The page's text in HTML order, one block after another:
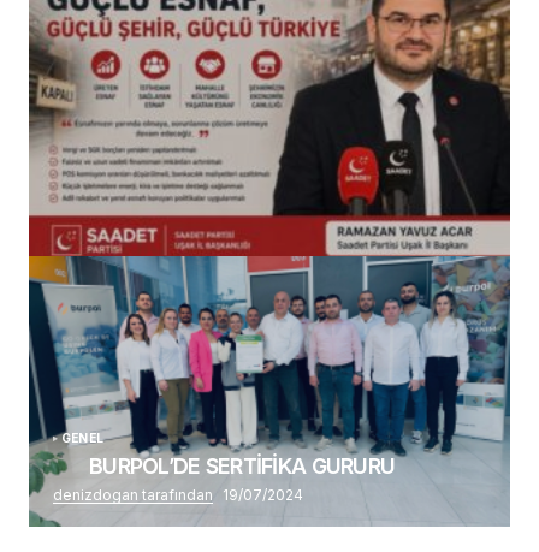
(başlıksız)
Alaattin Karahan tarafından 14/07/2026
GENEL
BURPOL’DE SERTİFİKA GURURU
denizdogan tarafından 19/07/2024